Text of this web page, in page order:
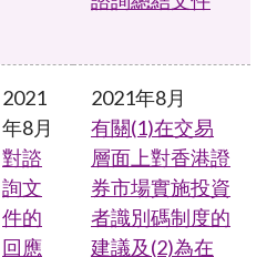
2021
年8月
對諮
詢文
件的
回應
2021年8月
有關(1)在交易
層面上對香港證
券市場實施投資
者識別碼制度的
建議及(2)為在